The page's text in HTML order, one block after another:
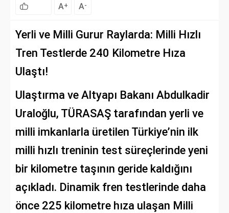
A+ A-
Yerli ve Milli Gurur Raylarda: Milli Hızlı
Tren Testlerde 240 Kilometre Hıza
Ulaştı!
Ulaştırma ve Altyapı Bakanı Abdulkadir
Uraloğlu, TÜRASAŞ tarafından yerli ve
milli imkanlarla üretilen Türkiye’nin ilk
milli hızlı treninin test süreçlerinde yeni
bir kilometre taşının geride kaldığını
açıkladı. Dinamik fren testlerinde daha
önce 225 kilometre hıza ulaşan Milli